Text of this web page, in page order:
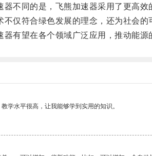
同的是，飞熊加速器采用了更高效
符合绿色发展的理念，还为社会的
望在各个领域广泛应用，推动能源
学水平很高，让我能够学到实用的知识。